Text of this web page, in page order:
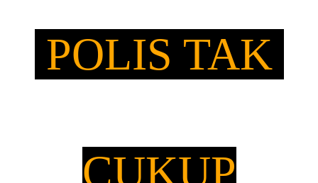
POLIS TAK
CUKUP